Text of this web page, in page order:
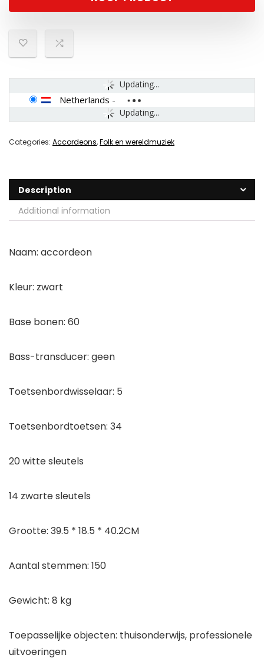
Updating...
Updating...
Netherlands -
Categories: Accordeons,Folk en wereldmuziek
Description
Additional information
Naam: accordeon
Kleur: zwart
Base bonen: 60
Bass-transducer: geen
Toetsenbordwisselaar: 5
Toetsenbordtoetsen: 34
20 witte sleutels
14 zwarte sleutels
Grootte: 39.5 * 18.5 * 40.2CM
Aantal stemmen: 150
Gewicht: 8 kg
Toepasselijke objecten: thuisonderwijs, professionele
uitvoeringen